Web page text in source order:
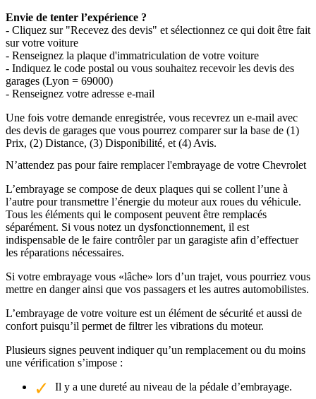
Envie de tenter l’expérience ?
- Cliquez sur "Recevez des devis" et sélectionnez ce qui doit être fait
sur votre voiture
- Renseignez la plaque d'immatriculation de votre voiture
- Indiquez le code postal ou vous souhaitez recevoir les devis des
garages (Lyon = 69000)
- Renseignez votre adresse e-mail
Une fois votre demande enregistrée, vous recevrez un e-mail avec
des devis de garages que vous pourrez comparer sur la base de (1)
Prix, (2) Distance, (3) Disponibilité, et (4) Avis.
N’attendez pas pour faire remplacer l'embrayage de votre Chevrolet
L’embrayage se compose de deux plaques qui se collent l’une à
l’autre pour transmettre l’énergie du moteur aux roues du véhicule.
Tous les éléments qui le composent peuvent être remplacés
séparément. Si vous notez un dysfonctionnement, il est
indispensable de le faire contrôler par un garagiste afin d’effectuer
les réparations nécessaires.
Si votre embrayage vous «lâche» lors d’un trajet, vous pourriez vous
mettre en danger ainsi que vos passagers et les autres automobilistes.
L’embrayage de votre voiture est un élément de sécurité et aussi de
confort puisqu’il permet de filtrer les vibrations du moteur.
Plusieurs signes peuvent indiquer qu’un remplacement ou du moins
une vérification s’impose :
Il y a une dureté au niveau de la pédale d’embrayage.